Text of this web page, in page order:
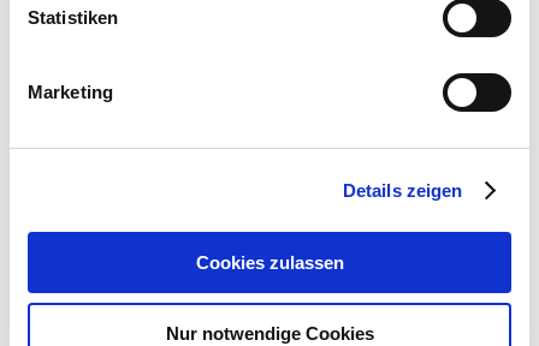
Statistiken
Marketing
Details zeigen
Cookies zulassen
Nur notwendige Cookies